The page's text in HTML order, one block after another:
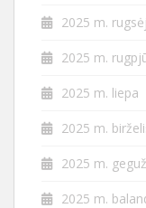
2025 m.
2025 m.
2025 m. liepa
2025 m.
2025 m.
2025 m.